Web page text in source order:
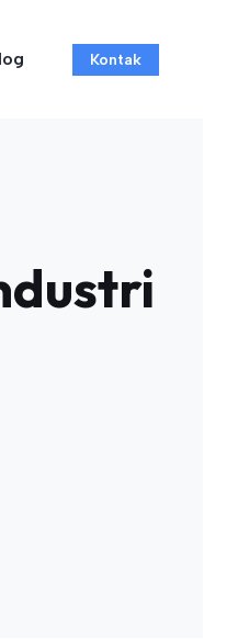
Kontak